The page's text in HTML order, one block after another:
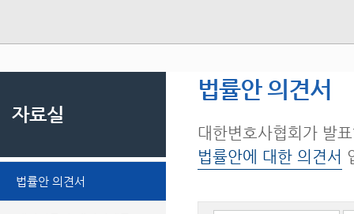
자료실
법률안 의견서
법률안 의견서
대한변호사협회가 발
법률안에 대한 의견서